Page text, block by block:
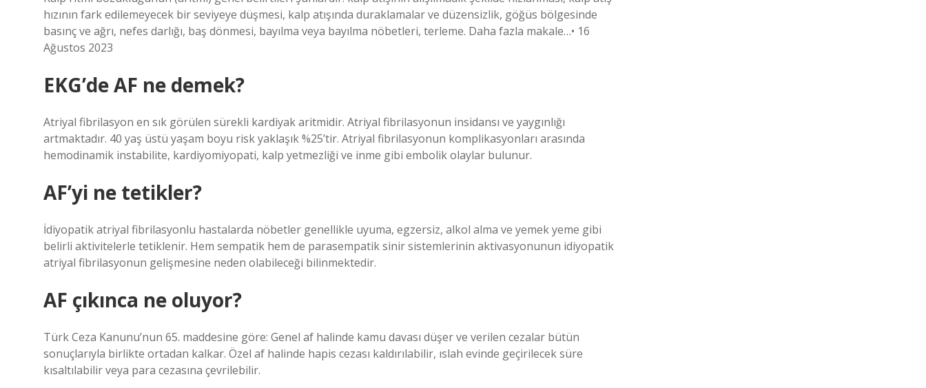
hızının fark edilemeyecek bir seviyeye düşmesi, kalp atışında duraklamalar ve düzensizlik, göğüs bölgesinde
basınç ve ağrı, nefes darlığı, baş dönmesi, bayılma veya bayılma nöbetleri, terleme. Daha fazla makale…• 16
Ağustos 2023
EKG’de AF ne demek?
Atriyal fibrilasyon en sık görülen sürekli kardiyak aritmidir. Atriyal fibrilasyonun insidansı ve yaygınlığı
artmaktadır. 40 yaş üstü yaşam boyu risk yaklaşık %25’tir. Atriyal fibrilasyonun komplikasyonları arasında
hemodinamik instabilite, kardiyomiyopati, kalp yetmezliği ve inme gibi embolik olaylar bulunur.
AF’yi ne tetikler?
İdiyopatik atriyal fibrilasyonlu hastalarda nöbetler genellikle uyuma, egzersiz, alkol alma ve yemek yeme gibi
belirli aktivitelerle tetiklenir. Hem sempatik hem de parasempatik sinir sistemlerinin aktivasyonunun idiyopatik
atriyal fibrilasyonun gelişmesine neden olabileceği bilinmektedir.
AF çıkınca ne oluyor?
Türk Ceza Kanunu’nun 65. maddesine göre: Genel af halinde kamu davası düşer ve verilen cezalar bütün
sonuçlarıyla birlikte ortadan kalkar. Özel af halinde hapis cezası kaldırılabilir, ıslah evinde geçirilecek süre
kısaltılabilir veya para cezasına çevrilebilir.